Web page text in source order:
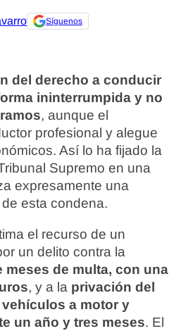
Síguenos
del derecho a conducir
ininterrumpida y no
, aunque el
profesional y alegue
Así lo ha fijado la
Supremo en una
expresamente una
de esta condena.
el recurso de un
un delito contra la
meses de multa, con una
, y a la privación del
a motor y
un año y tres meses. El